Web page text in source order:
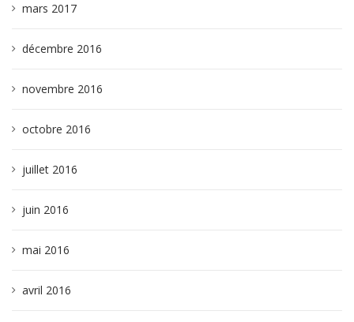
mars 2017
décembre 2016
novembre 2016
octobre 2016
juillet 2016
juin 2016
mai 2016
avril 2016